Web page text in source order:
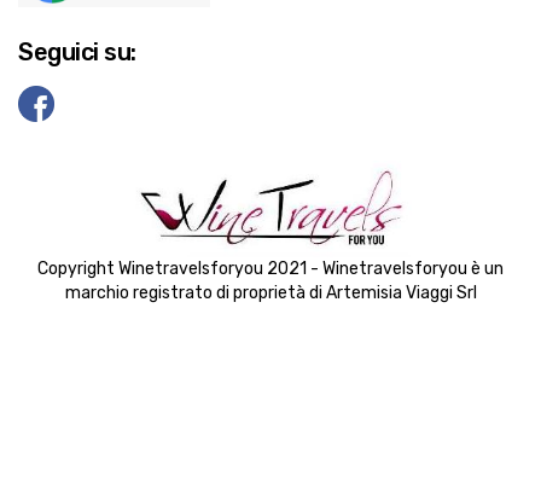
Seguici su:
Copyright Winetravelsforyou 2021 - Winetravelsforyou è un
marchio registrato di proprietà di Artemisia Viaggi Srl